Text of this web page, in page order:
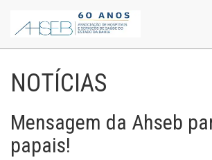
NOTÍCIAS
Mensagem da Ahseb
papais!